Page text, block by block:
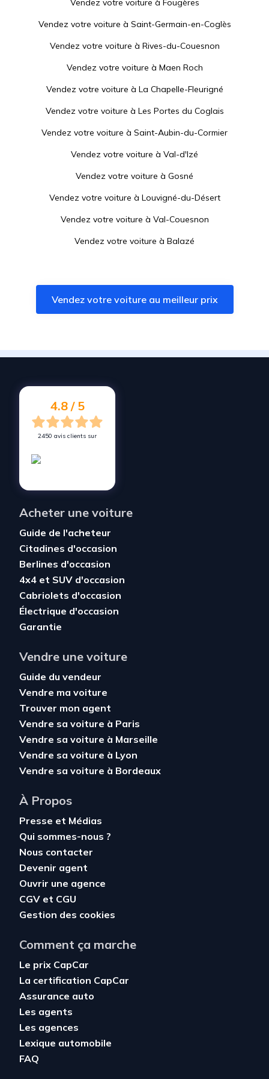
Vendez votre voiture à Fougères
Vendez votre voiture à Saint-Germain-en-Coglès
Vendez votre voiture à Rives-du-Couesnon
Vendez votre voiture à Maen Roch
Vendez votre voiture à La Chapelle-Fleurigné
Vendez votre voiture à Les Portes du Coglais
Vendez votre voiture à Saint-Aubin-du-Cormier
Vendez votre voiture à Val-d'Izé
Vendez votre voiture à Gosné
Vendez votre voiture à Louvigné-du-Désert
Vendez votre voiture à Val-Couesnon
Vendez votre voiture à Balazé
Vendez votre voiture àErcé-près-Liffré
Vendez votre voiture àSens-de-Bretagne
Vendez votre voiture à
Vendez votre voiture au meilleur prix
4.8 / 5
2450 avis clients sur
Acheter une voiture
Guide de l'acheteur
Citadines d'occasion
Berlines d'occasion
4x4 et SUV d'occasion
Cabriolets d'occasion
Électrique d'occasion
Garantie
Vendre une voiture
Guide du vendeur
Vendre ma voiture
Trouver mon agent
Vendre sa voiture à Paris
Vendre sa voiture à Marseille
Vendre sa voiture à Lyon
Vendre sa voiture à Bordeaux
À Propos
Presse et Médias
Qui sommes-nous ?
Nous contacter
Devenir agent
Ouvrir une agence
CGV et CGU
Gestion des cookies
Comment ça marche
Le prix CapCar
La certification CapCar
Assurance auto
Les agents
Les agences
Lexique automobile
FAQ